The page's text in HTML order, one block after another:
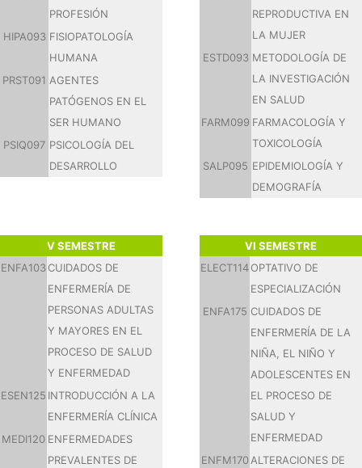
PROFESIÓN
HIPA093 FISIOPATOLOGÍA
HUMANA
PRST091 AGENTES
PATÓGENOS EN EL
SER HUMANO
PSIQ097 PSICOLOGÍA DEL
DESARROLLO
REPRODUCTIVA EN
LA MUJER
ESTD093 METODOLOGÍA DE
LA INVESTIGACIÓN
EN SALUD
FARM099 FARMACOLOGÍA Y
TOXICOLOGÍA
SALP095 EPIDEMIOLOGÍA Y
DEMOGRAFÍA
V SEMESTRE
ENFA103CUIDADOS DE
ENFERMERÍA DE
PERSONAS ADULTAS
Y MAYORES EN EL
PROCESO DE SALUD
Y ENFERMEDAD
ESEN125 INTRODUCCIÓN A LA
ENFERMERÍA CLÍNICA
MEDI120 ENFERMEDADES
PREVALENTES DE
VI SEMESTRE
ELECT114OPTATIVO DE
ESPECIALIZACIÓN
ENFA175 CUIDADOS DE
ENFERMERÍA DE LA
NIÑA, EL NIÑO Y
ADOLESCENTES EN
EL PROCESO DE
SALUD Y
ENFERMEDAD
ENFM170 ALTERACIONES DE